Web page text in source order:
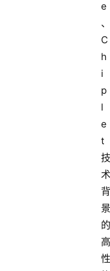
e
、
C
h
i
p
l
e
t
技
术
背
景
的
高
性